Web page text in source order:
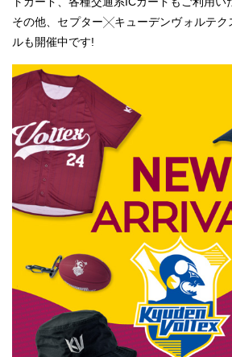
その他、セプター╳キューデンヴォルテク
ルも開催中です!